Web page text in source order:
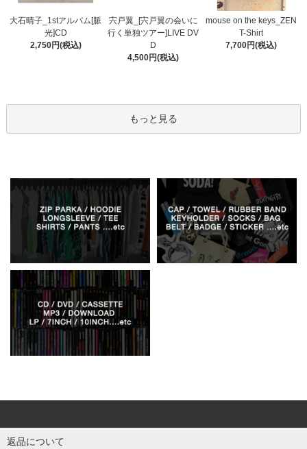
大石晴子_1stアルバム[脈
光]CD
2,750円(税込)
宍戸翼_[宍戸翼の会いに
行く単独ツアー]LIVE DV
D
4,500円(税込)
mouse on the keys_ZEN
T-Shirt
7,700円(税込)
もっと見る
返品について